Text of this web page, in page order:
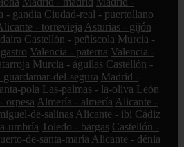
- gandia Ciudad-real - puertollano
- torrevieja Asturias - gijón
Castellón - peñíscola Murcia -
Valencia - paterna Valencia -
Murcia - águilas Castellón -
del-segura Madrid -
pola Las-palmas - la-oliva León
orpesa Almería - almería Alicante -
de-salinas Alicante - ibi Cádiz
umbría Toledo - bargas Castellón -
de-santa-maría Alicante - dénia